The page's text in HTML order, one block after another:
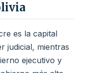
es la capital
judicial, mientras
ejecutivo y